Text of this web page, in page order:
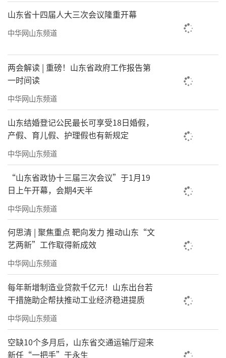
山东省十四届人大三次会议隆重开幕
中华网山东频道
两会解读 | 重磅！山东省政府工作报告第
一时间读
中华网山东频道
山东结婚登记公民最长可享受18日婚假，
产假、育儿假、护理假也有新规定
中华网山东频道
“山东省政协十三届三次会议”于1月19
日上午开幕，会期4天半
中华网山东频道
何思清 | 聚焦重点 靶向发力 推动山东“文
艺两新”工作取得新成效
中华网山东频道
每年新增制造业贷款千亿元！山东出台若
干措施助企帮扶推动工业经济稳进提质
中华网山东频道
空缺10个多月后，山东省交通运输厅迎来
新任“一把手”于永生